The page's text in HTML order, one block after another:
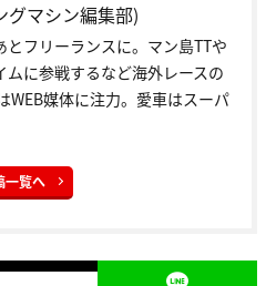
グマシン編集部)
フリーランスに。マン島TTや
に参戦するなど海外レースの
WEB媒体に注力。愛車はスーパ
一覧へ